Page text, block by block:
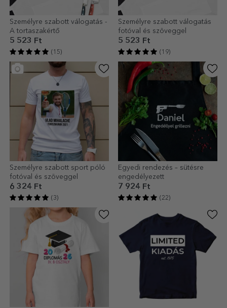
Személyre szabott válogatás -
A tortaszakértő
5 523 Ft
(15)
Személyre szabott válogatás
fotóval és szöveggel
5 523 Ft
(19)
Személyre szabott sport póló
fotóval és szöveggel
6 324 Ft
(3)
Egyedi rendezés – sütésre
engedélyezett
7 924 Ft
(22)